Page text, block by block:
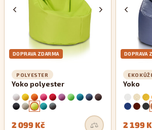
DOPRAVA ZDARMA
POLYESTER
Yoko polyester
2 099 Kč
DOPRAVA
Yoko
2 199